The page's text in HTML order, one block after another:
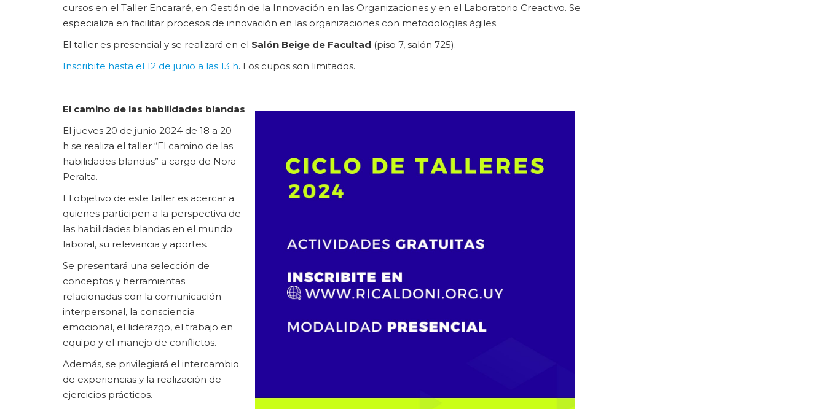
cursos en el Taller Encararé, en Gestión de la Innovación en las Organizaciones y en el Laboratorio Creactivo. Se
especializa en facilitar procesos de innovación en las organizaciones con metodologías ágiles.
El taller es presencial y se realizará en el Salón Beige de Facultad (piso 7, salón 725).
Inscribite hasta el 12 de junio a las 13 h. Los cupos son limitados.
El camino de las habilidades blandas
El jueves 20 de junio 2024 de 18 a 20
h se realiza el taller “El camino de las
habilidades blandas” a cargo de Nora
Peralta.
El objetivo de este taller es acercar a
quienes participen a la perspectiva de
las habilidades blandas en el mundo
laboral, su relevancia y aportes.
Se presentará una selección de
conceptos y herramientas
relacionadas con la comunicación
interpersonal, la consciencia
emocional, el liderazgo, el trabajo en
equipo y el manejo de conflictos.
Además, se privilegiará el intercambio
de experiencias y la realización de
ejercicios prácticos.